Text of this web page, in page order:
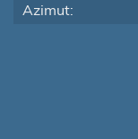
Azimut: